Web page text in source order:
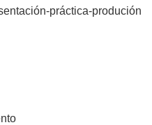
práctica-produción